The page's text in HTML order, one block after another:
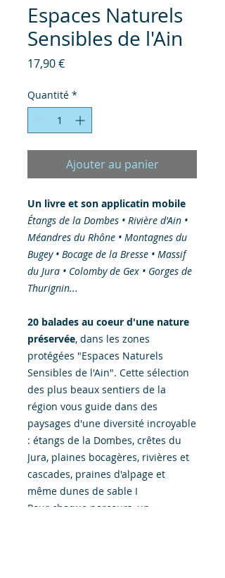
Espaces Naturels
Sensibles de l'Ain
17,90 €Prix
Quantité *
Ajouter au panier
Un livre et son applicatin mobile
Étangs de la Dombes • Rivière d'Ain •
Méandres du Rhône • Montagnes du
Bugey • Bocage de la Bresse • Massif
du Jura • Colomby de Gex • Gorges de
Thurignin...
20 balades au coeur d'une nature
préservée, dans les zones
protégées "Espaces Naturels
Sensibles de l'Ain". Cette sélection
des plus beaux sentiers de la
région vous guide dans des
paysages d'une diversité incroyable
: étangs de la Dombes, crêtes du
Jura, plaines bocagères, rivières et
cascades, praines d'alpage et
même dunes de sable I
Pour chaque parcours, un